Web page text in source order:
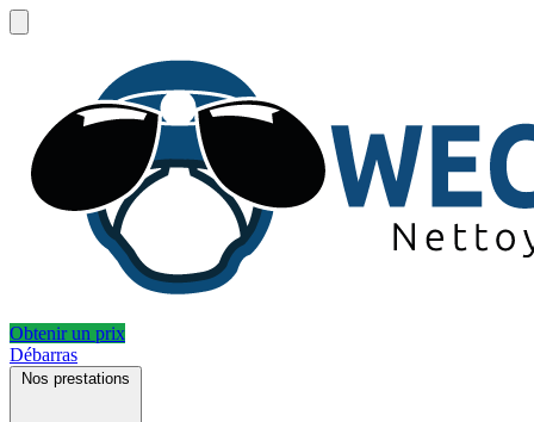
Obtenir un prix
Débarras
Nos prestations